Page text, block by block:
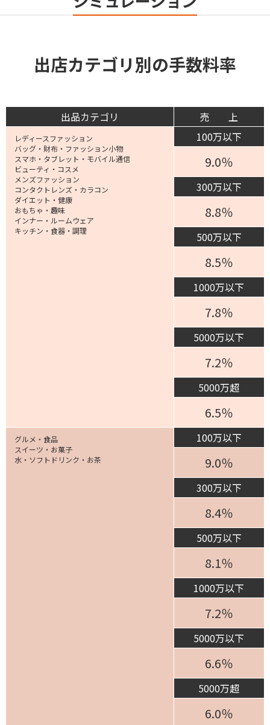
出店カテゴリ別の手数料率
出品カテゴリ 売 上
レディースファッション
バッグ・財布・ファッション小物
スマホ・タブレット・モバイル通信
ビューティ・コスメ
メンズファッション
コンタクトレンズ・カラコン
ダイエット・健康
おもちゃ・趣味
インナー・ルームウェア
キッチン・食器・調理
100万以下
9.0％
300万以下
8.8％
500万以下
8.5％
1000万以下
7.8％
5000万以下
7.2％
5000万超
6.5％
グルメ・食品
スイーツ・お菓子
水・ソフトドリンク・お茶
100万以下
9.0％
300万以下
8.4％
500万以下
8.1％
1000万以下
7.2％
5000万以下
6.6％
5000万超
6.0％